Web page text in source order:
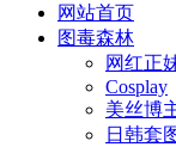
网站首页
图毒森林
网红正
Cosplay
美丝博
日韩套